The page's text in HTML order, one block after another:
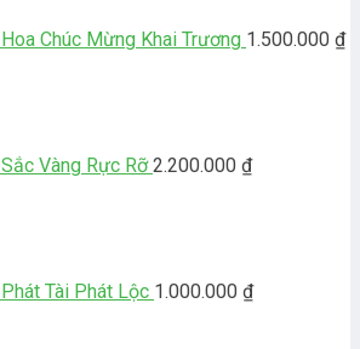
Hoa Chúc Mừng Khai Trương 1.500.000 ₫
Sắc Vàng Rực Rỡ 2.200.000 ₫
Phát Tài Phát Lộc 1.000.000 ₫